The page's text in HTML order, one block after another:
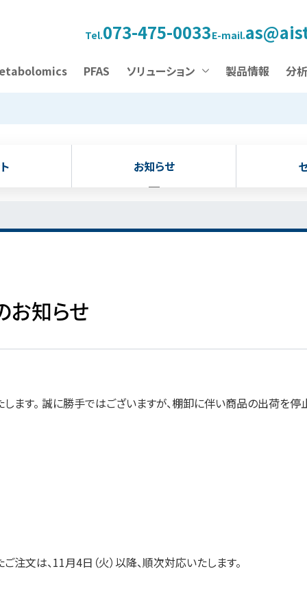
Tel.073-475-0033E-mail.
PFAS ソリューション 製品情報 分
お知らせ
お知らせ
す。 誠に勝手ではございますが、棚卸に伴い商品の出荷を停
文は、11月4日（火）以降、順次対応いたします。